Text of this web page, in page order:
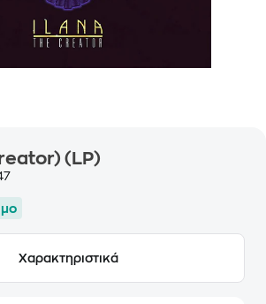
(LP)
Χαρακτηριστικά